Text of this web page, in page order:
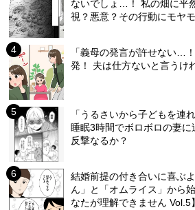
ないでしょ…！ 私の畑に平
視？悪意？その行動にモヤ
「義母の発言が許せない…
発！ 夫は仕方ないと言うけ
「うるさいから子どもを連
睡眠3時間でボロボロの妻
反撃なるか？
結婚前提の付き合いに喜ぶ
ん」と「オムライス」から
なたが理解できません Vol.5】